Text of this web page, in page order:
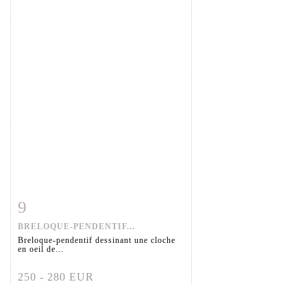
9
BRELOQUE-PENDENTIF...
Breloque-pendentif dessinant une cloche
en oeil de...
250 - 280 EUR